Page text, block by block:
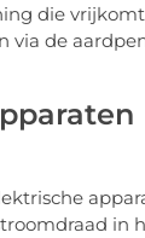
die
via de
in